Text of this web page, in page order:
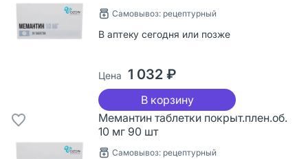
Самовывоз: рецептурный
В аптеку сегодня или позже
Цена 1 032 ₽
В корзину
Мемантин таблетки покрыт.плен.об.
10 мг 90 шт
Самовывоз: рецептурный